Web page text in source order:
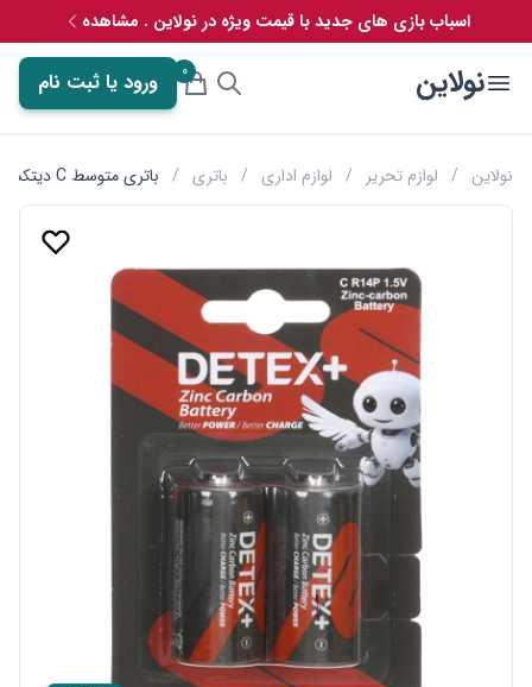
اسباب بازی های جدید با قیمت ویژه در نولاین . مشاهده
نولاین 0 ورود یا ثبت نام
نولاین / لوازم تحریر / لوازم اداری / باتری / باتری متوسط C دیتکس پلاس مدل Zinc Carbon 9V C R14P بسته 2 عددی